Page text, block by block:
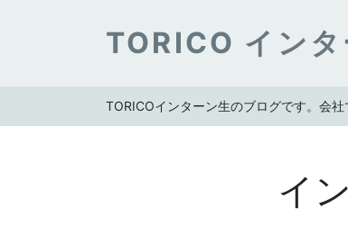
TORICO イン
TORICOインターン生のブログです。会
イ